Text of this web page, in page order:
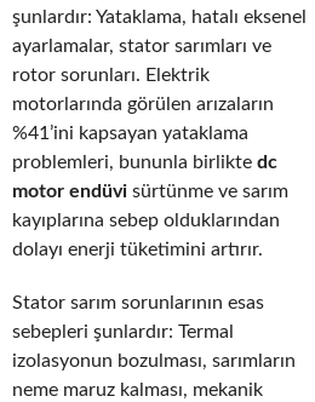
şunlardır: Yataklama, hatalı eksenel
ayarlamalar, stator sarımları ve
rotor sorunları. Elektrik
motorlarında görülen arızaların
%41’ini kapsayan yataklama
problemleri, bununla birlikte dc
motor endüvi sürtünme ve sarım
kayıplarına sebep olduklarından
dolayı enerji tüketimini artırır.
Stator sarım sorunlarının esas
sebepleri şunlardır: Termal
izolasyonun bozulması, sarımların
neme maruz kalması, mekanik